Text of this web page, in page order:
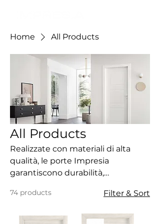
Home All Products
All Products
Realizzate con materiali di alta
qualità, le porte Impresia
garantiscono durabilità,
mantenendo intatta nel tempo la
gamma di finiture e dettagli
74 products Filter & Sort